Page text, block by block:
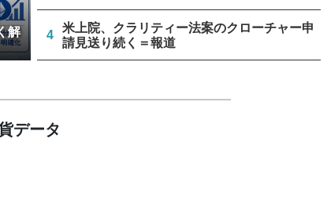
解
4
米上院、クラリティー法案のクローチャー申
請見送り続く＝報道
データ